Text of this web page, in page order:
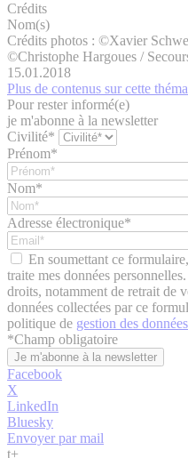
Crédits
Nom(s)
Crédits photos : ©Xavier
©Christophe Hargoues /
15.01.2018
Plus de contenus sur cette
Pour rester informé(e)
je m'abonne à la newsletter
Civilité*
Prénom*
Nom*
Adresse électronique*
En soumettant ce
traite mes données
droits, notamment de retrait de
données collectées par ce
politique de gestion des
*Champ obligatoire
Facebook
X
LinkedIn
Bluesky
Envoyer par mail
t+